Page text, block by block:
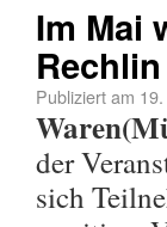
Im Mai
Publiziert am
der
sich